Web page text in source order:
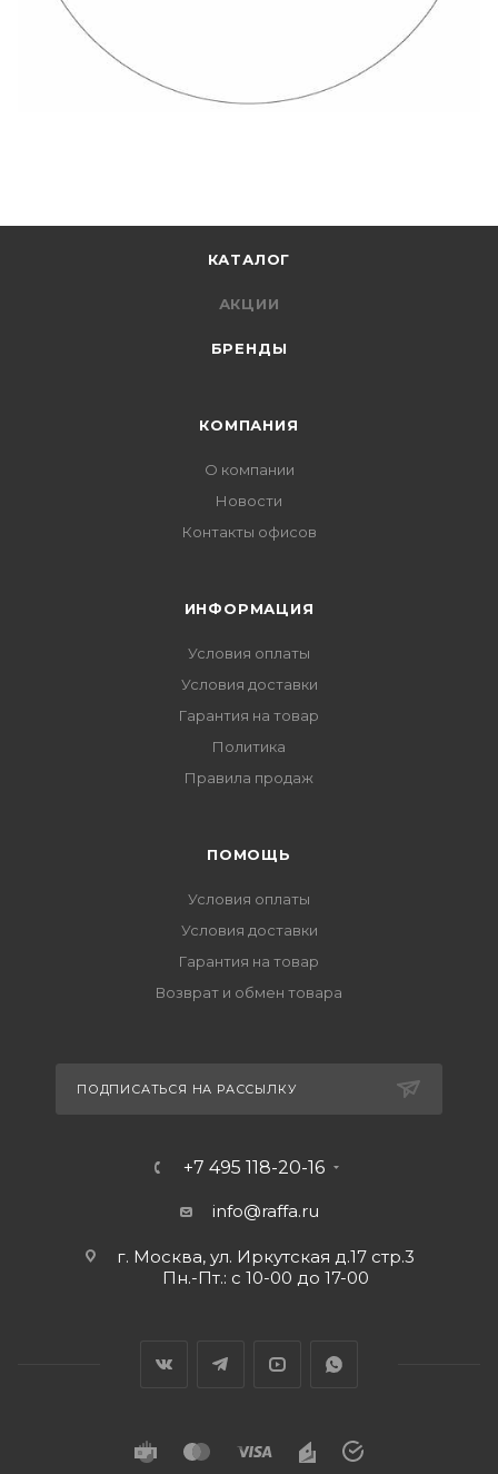
КАТАЛОГ
АКЦИИ
БРЕНДЫ
КОМПАНИЯ
О компании
Новости
Контакты офисов
ИНФОРМАЦИЯ
Условия оплаты
Условия доставки
Гарантия на товар
Политика
Правила продаж
ПОМОЩЬ
Условия оплаты
Условия доставки
Гарантия на товар
Возврат и обмен товара
ПОДПИСАТЬСЯ НА РАССЫЛКУ
+7 495 118-20-16
info@raffa.ru
г. Москва, ул. Иркутская д.17 стр.3
Пн.-Пт.: с 10-00 до 17-00